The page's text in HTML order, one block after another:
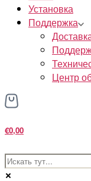
Установка
Поддержка
Центр
€0,00